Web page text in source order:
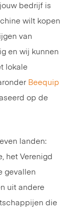
bedrijf is
wilt kopen
van
en wij kunnen
lokale
Beequip
op de
landen:
het Verenigd
gevallen
uit andere
die